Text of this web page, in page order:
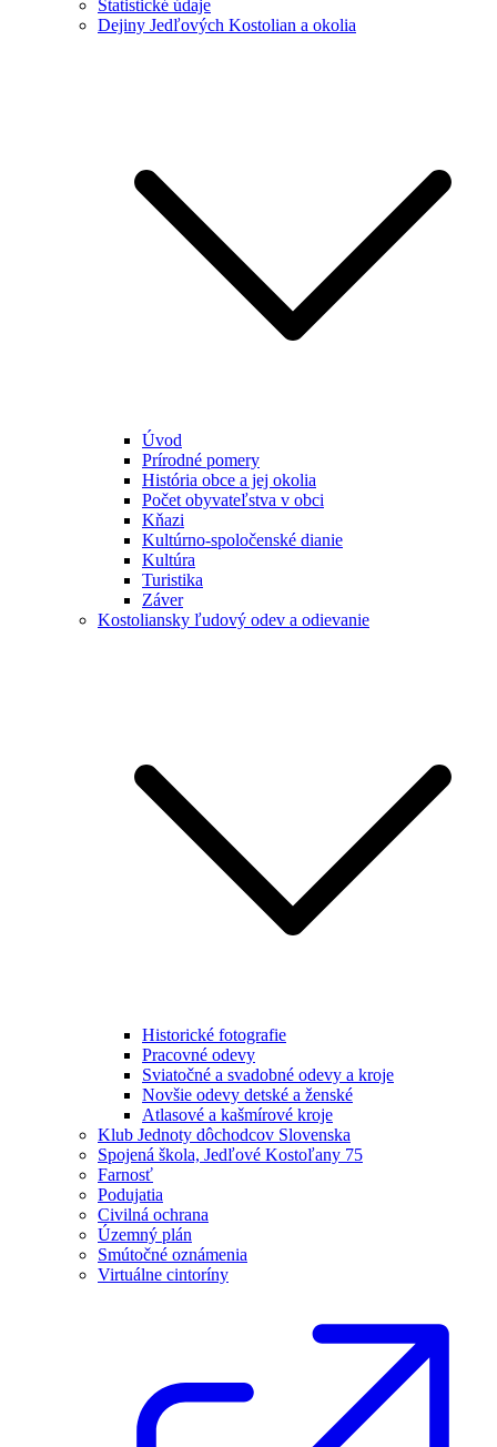
Štatistické údaje
Dejiny Jedľových Kostolian a okolia
Úvod
Prírodné pomery
História obce a jej okolia
Počet obyvateľstva v obci
Kňazi
Kultúrno-spoločenské dianie
Kultúra
Turistika
Záver
Kostoliansky ľudový odev a odievanie
Historické fotografie
Pracovné odevy
Sviatočné a svadobné odevy a kroje
Novšie odevy detské a ženské
Atlasové a kašmírové kroje
Klub Jednoty dôchodcov Slovenska
Spojená škola, Jedľové Kostoľany 75
Farnosť
Podujatia
Civilná ochrana
Územný plán
Smútočné oznámenia
Virtuálne cintoríny